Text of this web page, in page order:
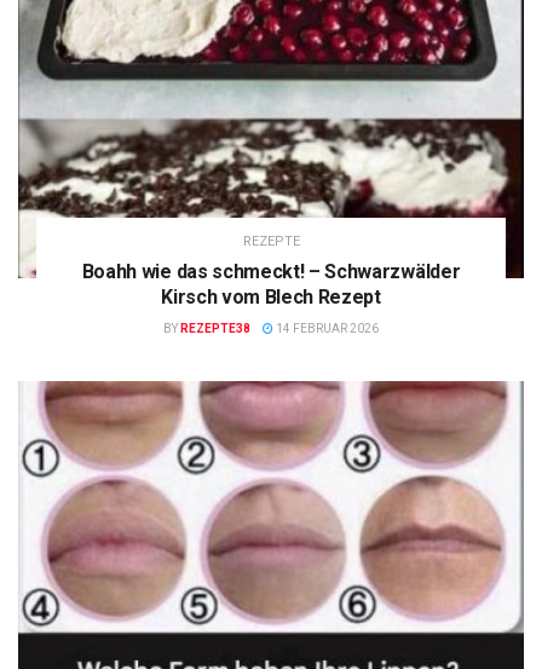
REZEPTE
Boahh wie das schmeckt! – Schwarzwälder
Kirsch vom Blech Rezept
BY REZEPTE38 14 FEBRUAR 2026